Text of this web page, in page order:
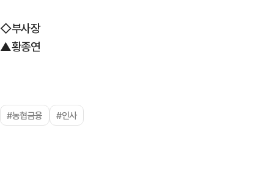
◇부사장
▲황종연
#농협금융 #인사